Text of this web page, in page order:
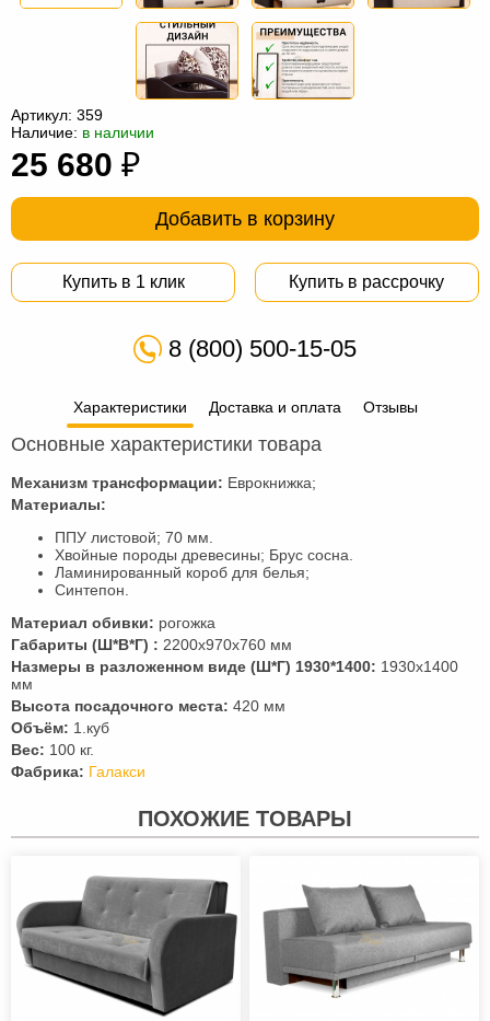
Кресла-
ротанга
мебель
Косметологическое
оборудование
Артикул: 359
Наличие: в наличии
25 680 ₽
Добавить в корзину
Купить в 1 клик Купить в рассрочку
8 (800) 500-15-05
Характеристики Доставка и оплата Отзывы
Основные характеристики товара
Механизм трансформации: Еврокнижка;
Материалы:
ППУ листовой; 70 мм.
Хвойные породы древесины; Брус сосна.
Ламинированный короб для белья;
Синтепон.
Материал обивки: рогожка
Габариты (Ш*В*Г) : 2200х970х760 мм
Hазмеры в разложенном виде (Ш*Г) 1930*1400: 1930х1400
мм
Высота посадочного места: 420 мм
Объём: 1.куб
Вес: 100 кг.
Фабрика: Галакси
ПОХОЖИЕ ТОВАРЫ